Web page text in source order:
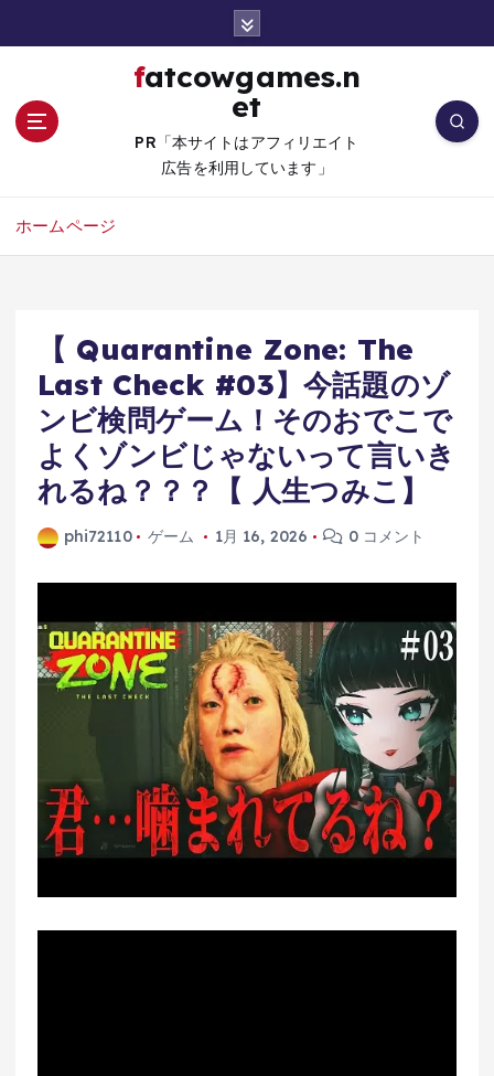
fatcowgames.n
et
PR「本サイトはアフィリエイト
広告を利用しています」
ホームページ
【 Quarantine Zone: The
Last Check #03】今話題のゾ
ンビ検問ゲーム！そのおでこで
よくゾンビじゃないって言いき
れるね？？？【 人生つみこ】
phi72110 ゲーム 1月 16, 2026 0 コメント